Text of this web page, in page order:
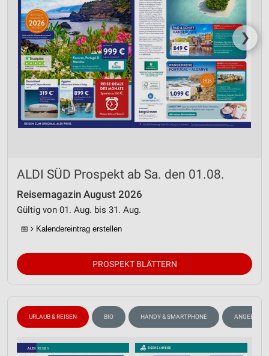
❯
ALDI SÜD Prospekt ab Sa. den 01.08.
Reisemagazin August 2026
Gültig von 01. Aug. bis 31. Aug.
📅 Kalendereintrag erstellen
PROSPEKT BLÄTTERN
URLAUB & REISEN BIO HANDY & SMARTPHONE ANGEBOTE